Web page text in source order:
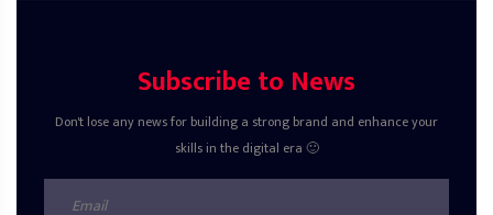
Subscribe to News
Don't lose any news for building a strong brand and enhance your
skills in the digital era 🙂